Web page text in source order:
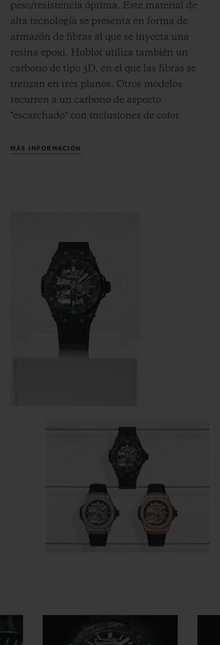
peso/resistencia óptima. Este material de
alta tecnología se presenta en forma de
armazón de fibras al que se inyecta una
resina epoxi. Hublot utiliza también un
carbono de tipo 3D, en el que las fibras se
trenzan en tres planos. Otros modelos
recurren a un carbono de aspecto
"escarchado" con inclusiones de color.
MÁS INFORMACIÓN